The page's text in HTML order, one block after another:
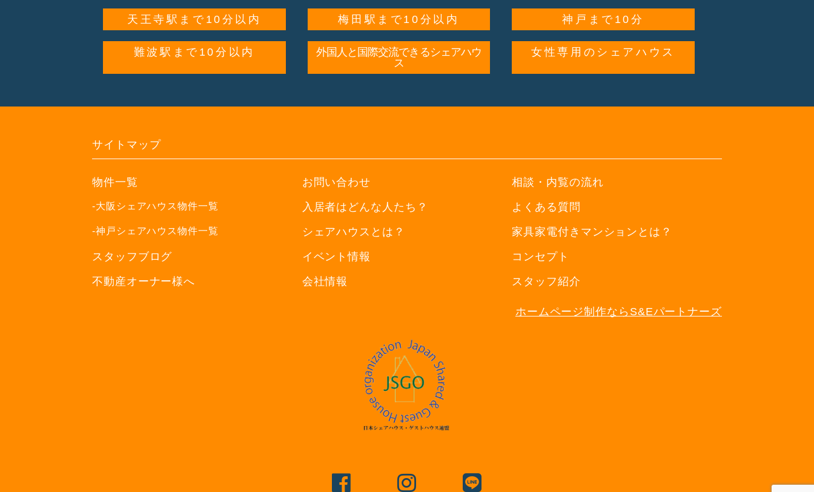
天王寺駅まで10分以内 梅田駅まで10分以内 神戸まで10分
難波駅まで10分以内
外国人と国際交流できるシェアハウ
ス
女性専用のシェアハウス
サイトマップ
物件一覧
-大阪シェアハウス物件一覧
-神戸シェアハウス物件一覧
お問い合わせ 相談・内覧の流れ
入居者はどんな人たち？ よくある質問
シェアハウスとは？ 家具家電付きマンションとは？
スタッフブログ イベント情報 コンセプト
不動産オーナー様へ 会社情報 スタッフ紹介
ホームページ制作ならS&Eパートナーズ